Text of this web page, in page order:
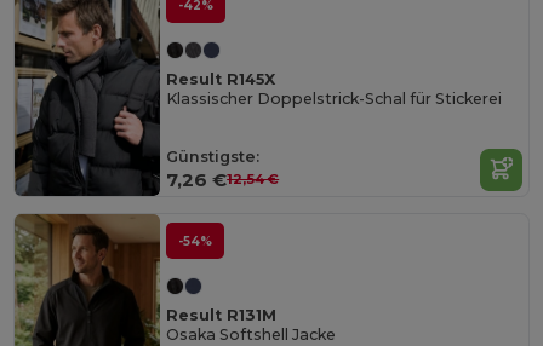
-42%
Result R145X
Klassischer Doppelstrick-Schal für Stickerei
Günstigste:
7,26 €12,54 €
-54%
Result R131M
Osaka Softshell Jacke